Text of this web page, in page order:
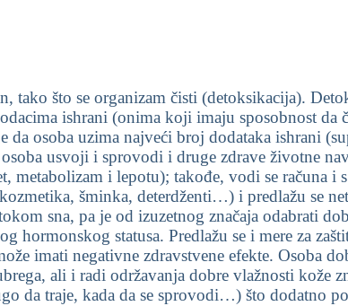
tako što se organizam čisti (detoksikacija).
ishrani (onima koji imaju sposobnost da
osoba uzima najveći broj dodataka ishrani
usvoji i sprovodi i druge zdrave životne
metabolizam i lepotu); takođe, vodi se računa i
šminka, deterdženti…) i predlažu se
sna, pa je od izuzetnog značaja odabrati
hormonskog statusa. Predlažu se i mere za
imati negativne zdravstvene efekte. Osoba
ali i radi održavanja dobre vlažnosti kože
da traje, kada da se sprovodi…) što dodatno